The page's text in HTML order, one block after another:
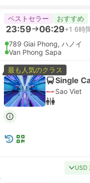
ベストセラー おすすめ
23:59 06:29+1 6時
789 Giai Phong, ハノイ
Van Phong Sapa
最も人気のクラス
Single
Sao Viet
USD